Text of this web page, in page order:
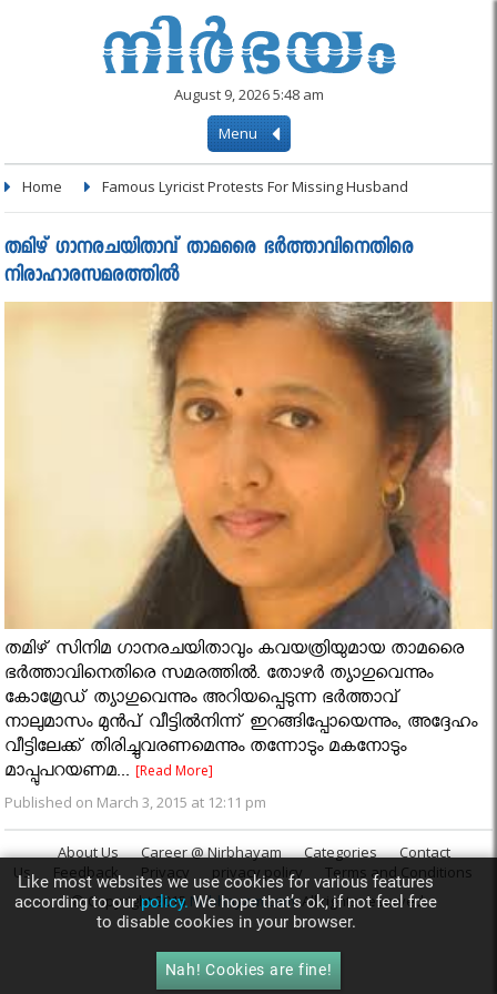
August 9, 2026 5:48 am
Menu
Home Famous Lyricist Protests For Missing Husband
തമിഴ്‌ ഗാനരചയിതാവ്‌ താമരൈ ഭര്‍ത്താവിനെതിരെ
നിരാഹാരസമരത്തില്‍
തമിഴ് സിനിമ ഗാനരചയിതാവും കവയത്രിയുമായ താമരൈ
ഭർത്താവിനെതിരെ സമരത്തിൽ. തോഴർ ത്യാഗുവെന്നും
കോമ്രേഡ് ത്യാഗുവെന്നും അറിയപ്പെടുന്ന ഭർത്താവ്
നാലുമാസം മുൻപ് വീട്ടിൽനിന്ന് ഇറങ്ങിപ്പോയെന്നും, അദ്ദേഹം
വീട്ടിലേക്ക് തിരിച്ചുവരണമെന്നും തന്നോടും മകനോടും
മാപ്പുപറയണമ...[Read More]
Published on March 3, 2015 at 12:11 pm
About Us Career @ Nirbhayam Categories
Contact
Us
Feedback Privacy privacy policy
Terms and Conditions
© Copyright 2015Nirbhayam.com. All rights reserved.
Like most websites we use cookies for various features
according to ourpolicy.We hope that’s ok, if not feel free
to disable cookies in your browser.
Nah! Cookies are fine!